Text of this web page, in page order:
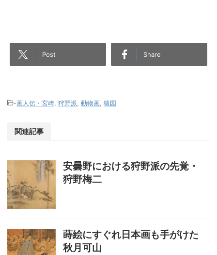
Post Share
-画人伝・宮崎 狩野派 動物画 猿図
関連記事
安曇野における狩野派の先覚・
狩野梅二
蒔絵にすぐれ日本画も手がけた
秋月可山